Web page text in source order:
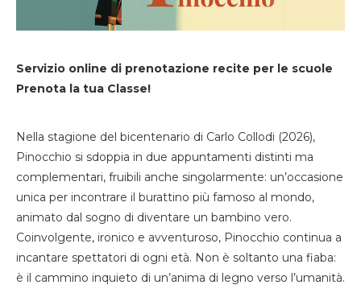
Servizio online di prenotazione recite per le scuole
Prenota la tua Classe!
Nella stagione del bicentenario di Carlo Collodi (2026),
Pinocchio si sdoppia in due appuntamenti distinti ma
complementari, fruibili anche singolarmente: un’occasione
unica per incontrare il burattino più famoso al mondo,
animato dal sogno di diventare un bambino vero.
Coinvolgente, ironico e avventuroso, Pinocchio continua a
incantare spettatori di ogni età. Non è soltanto una fiaba:
è il cammino inquieto di un’anima di legno verso l’umanità.